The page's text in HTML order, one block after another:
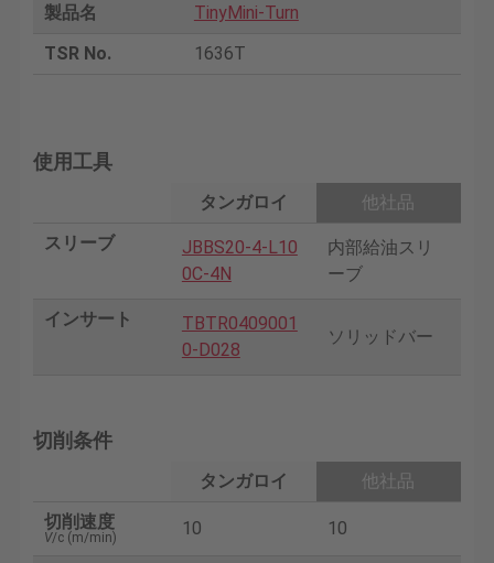
製品名
TinyMini-Turn
TSR No.
1636T
使用工具
タンガロイ
他社品
スリーブ
JBBS20-4-L10
0C-4N
内部給油スリ
ーブ
インサート
TBTR0409001
0-D028
ソリッドバー
切削条件
タンガロイ
他社品
切削速度
V/c (m/min) 10 10